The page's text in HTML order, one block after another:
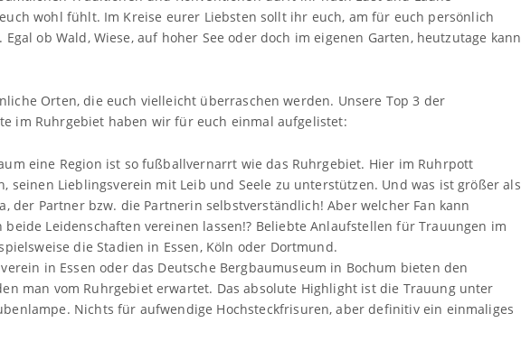
wohl fühlt. Im Kreise eurer Liebsten sollt ihr euch, am für euch persönlich
ob Wald, Wiese, auf hoher See oder doch im eigenen Garten, heutzutage kann
Orten, die euch vielleicht überraschen werden. Unsere Top 3 der
im Ruhrgebiet haben wir für euch einmal aufgelistet:
eine Region ist so fußballvernarrt wie das Ruhrgebiet. Hier im Ruhrpott
seinen Lieblingsverein mit Leib und Seele zu unterstützen. Und was ist größer als
der Partner bzw. die Partnerin selbstverständlich! Aber welcher Fan kann
beide Leidenschaften vereinen lassen!? Beliebte Anlaufstellen für Trauungen im
die Stadien in Essen, Köln oder Dortmund.
in Essen oder das Deutsche Bergbaumuseum in Bochum bieten den
man vom Ruhrgebiet erwartet. Das absolute Highlight ist die Trauung unter
Nichts für aufwendige Hochsteckfrisuren, aber definitiv ein einmaliges